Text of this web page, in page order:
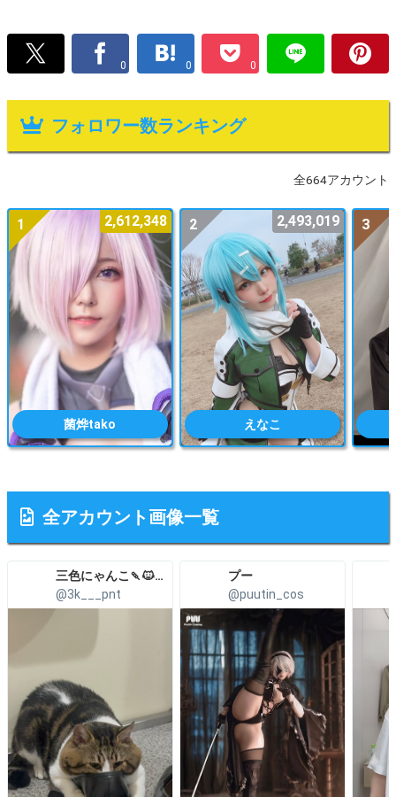
0 0 0
フォロワー数ランキング
全664アカウント
菌烨tako
1 2,612,348
えなこ
2 2,493,019 3
全アカウント画像一覧
三色にゃんこ🍡🐱こみトレ5号館H27a
@3k___pnt
プー
@puutin_cos